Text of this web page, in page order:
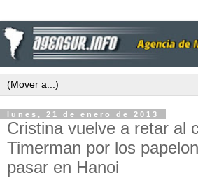
lunes, 21 de enero de 2013
Cristina vuelve a retar al
Timerman por los
pasar en Hanoi